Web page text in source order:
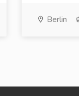
Berlin